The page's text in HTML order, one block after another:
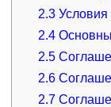
2.3
2.4
2.5
2.6
2.7